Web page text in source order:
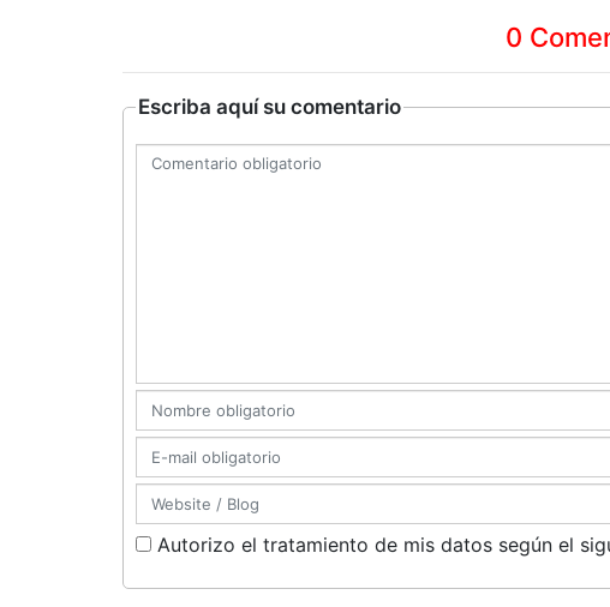
0
Escriba aquí su comentario
Autorizo el tratamiento de mis datos según el